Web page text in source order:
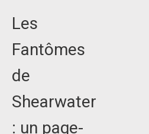
Les
Fantômes
de
Shearwater
: un page-